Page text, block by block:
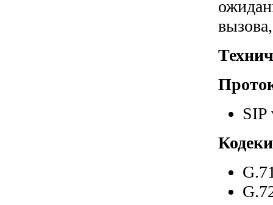
SIP
Кодеки